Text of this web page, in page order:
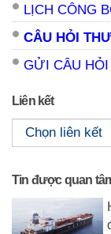
LỊCH CÔNG
CÂU HỎI
GỬI CÂU
Liên kết
Tin được quan